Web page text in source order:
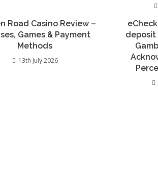
Road Casino Review –
Games & Payment
Methods
13th July 2026
deposit